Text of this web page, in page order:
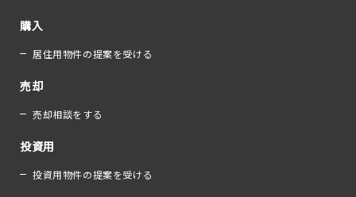
購入
居住用物件の提案を受ける
売却
売却相談をする
投資用
投資用物件の提案を受ける